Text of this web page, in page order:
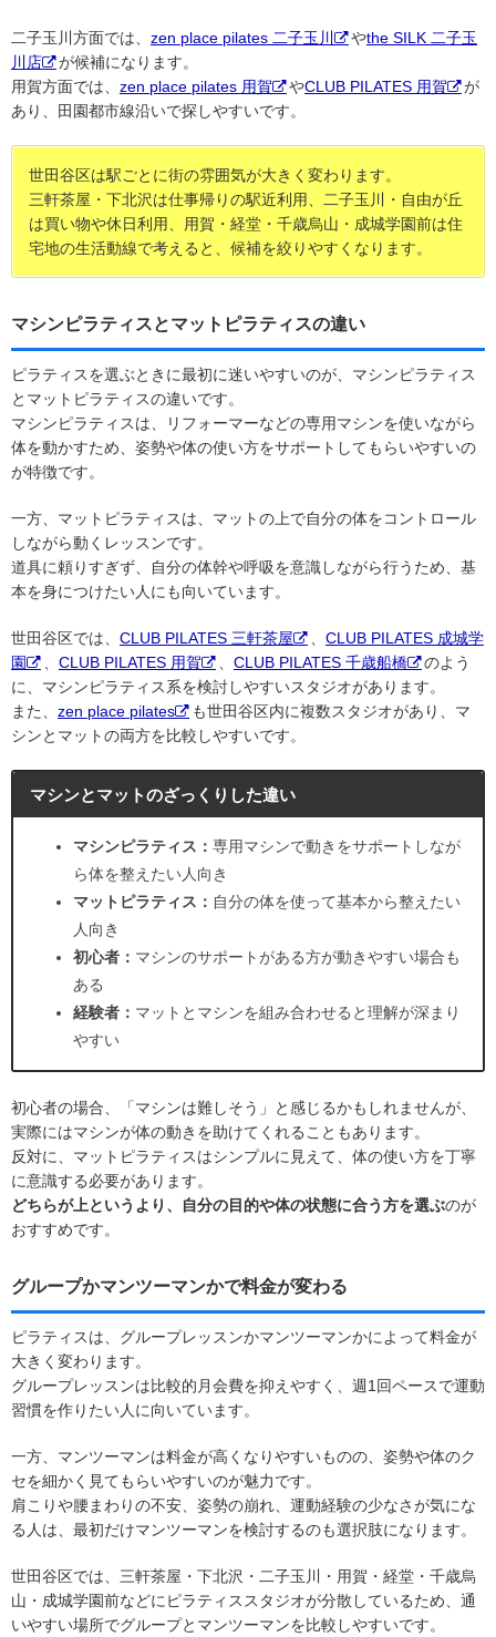
二子玉川方面では、 zen place pilates 二子玉川 やthe SILK 二子玉
川店
が候補になります。
用賀方面では、 zen place pilates 用賀 やCLUB PILATES 用賀
が
あり、田園都市線沿いで探しやすいです。
世田谷区は駅ごとに街の雰囲気が大きく変わります。
三軒茶屋・下北沢は仕事帰りの駅近利用、二子玉川・自由が丘
は買い物や休日利用、用賀・経堂・千歳烏山・成城学園前は住
宅地の生活動線で考えると、候補を絞りやすくなります。
マシンピラティスとマットピラティスの違い
ピラティスを選ぶときに最初に迷いやすいのが、マシンピラティス
とマットピラティスの違いです。
マシンピラティスは、リフォーマーなどの専用マシンを使いながら
体を動かすため、姿勢や体の使い方をサポートしてもらいやすいの
が特徴です。
一方、マットピラティスは、マットの上で自分の体をコントロール
しながら動くレッスンです。
道具に頼りすぎず、自分の体幹や呼吸を意識しながら行うため、基
本を身につけたい人にも向いています。
世田谷区では、 CLUB PILATES 三軒茶屋
CLUB PILATES 成城学
園
CLUB PILATES 用賀 CLUB PILATES 千歳船橋
のよう
に、マシンピラティス系を検討しやすいスタジオがあります。
また、 zen place pilates
も世田谷区内に複数スタジオがあり、マ
シンとマットの両方を比較しやすいです。
マシンとマットのざっくりした違い
マシンピラティス： 専用マシンで動きをサポートしなが
ら体を整えたい人向き
マットピラティス： 自分の体を使って基本から整えたい
人向き
初心者： マシンのサポートがある方が動きやすい場合も
ある
経験者： マットとマシンを組み合わせると理解が深まり
やすい
初心者の場合、「マシンは難しそう」と感じるかもしれませんが、
実際にはマシンが体の動きを助けてくれることもあります。
反対に、マットピラティスはシンプルに見えて、体の使い方を丁寧
に意識する必要があります。
どちらが上というより、自分の目的や体の状態に合う方を選ぶのが
おすすめです。
グループかマンツーマンかで料金が変わる
ピラティスは、グループレッスンかマンツーマンかによって料金が
大きく変わります。
グループレッスンは比較的月会費を抑えやすく、週1回ペースで運動
習慣を作りたい人に向いています。
一方、マンツーマンは料金が高くなりやすいものの、姿勢や体のク
セを細かく見てもらいやすいのが魅力です。
肩こりや腰まわりの不安、姿勢の崩れ、運動経験の少なさが気にな
る人は、最初だけマンツーマンを検討するのも選択肢になります。
世田谷区では、三軒茶屋・下北沢・二子玉川・用賀・経堂・千歳烏
山・成城学園前などにピラティススタジオが分散しているため、通
いやすい場所でグループとマンツーマンを比較しやすいです。